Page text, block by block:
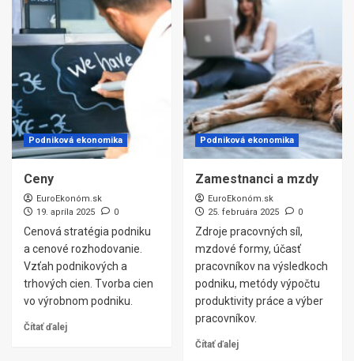
Podniková ekonomika
Ceny
EuroEkonóm.sk
19. apríla 2025
0
Cenová stratégia podniku
a cenové rozhodovanie.
Vzťah podnikových a
trhových cien. Tvorba cien
vo výrobnom podniku.
Čítať ďalej
Podniková ekonomika
Zamestnanci a mzdy
EuroEkonóm.sk
25. februára 2025
0
Zdroje pracovných síl,
mzdové formy, účasť
pracovníkov na výsledkoch
podniku, metódy výpočtu
produktivity práce a výber
pracovníkov.
Čítať ďalej